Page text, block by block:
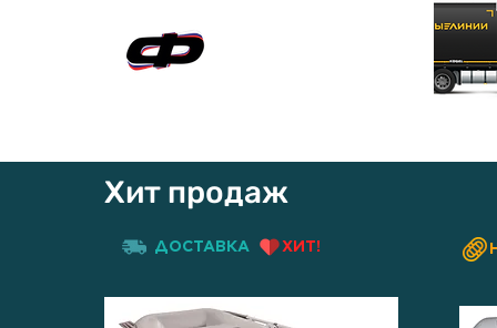
Хит продаж
ДОСТАВКА ХИТ!